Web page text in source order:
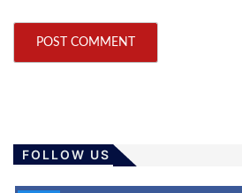
FOLLOW US